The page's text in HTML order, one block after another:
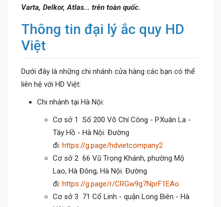
Varta, Delkor, Atlas... trên toàn quốc.
Thông tin đại lý ắc quy HD
Việt
Dưới đây là những chi nhánh cửa hàng các bạn có thể
liên hệ với HD Việt:
Chi nhánh tại Hà Nội:
Cơ sở 1 Số 200 Võ Chí Công - P.Xuân La -
Tây Hồ - Hà Nội. Đường
đi: https://g.page/hdvietcompany2
Cơ sở 2 66 Vũ Trọng Khánh, phường Mộ
Lao, Hà Đông, Hà Nội. Đường
đi: https://g.page/r/CRGw9g7NprF1EAo
Cơ sở 3 71 Cổ Linh - quận Long Biên - Hà